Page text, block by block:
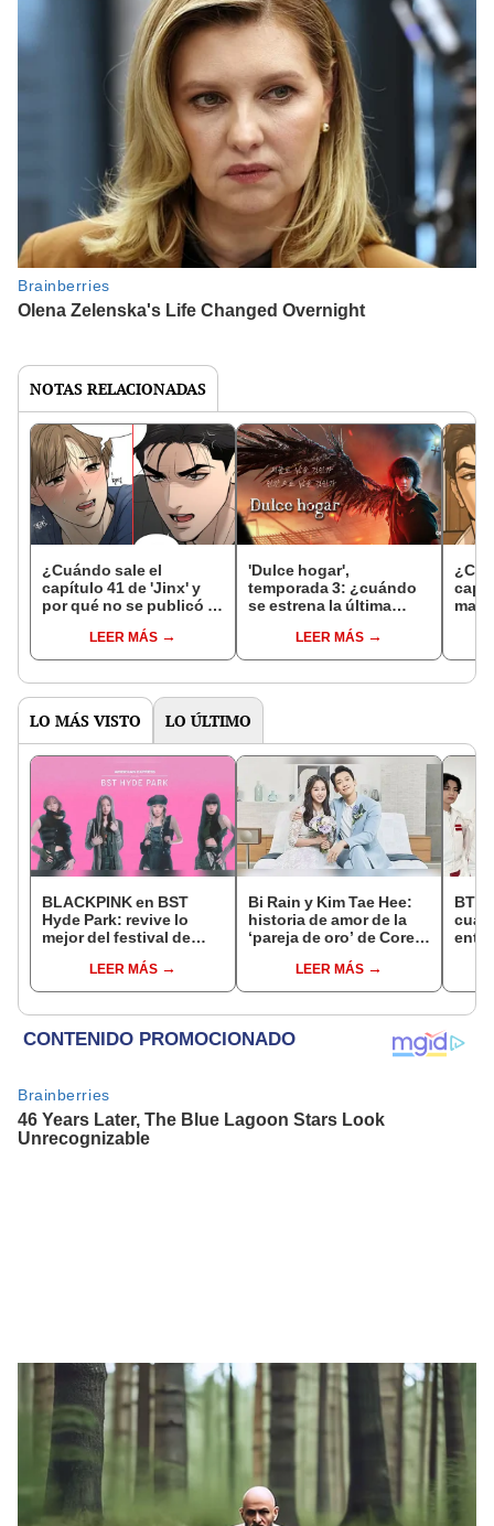
NOTAS RELACIONADAS
¿Cuándo sale el
capítulo 41 de 'Jinx' y
por qué no se publicó el
LEER MÁS
'Dulce hogar',
temporada 3: ¿cuándo
se estrena la última
en Netflix?LEER MÁS
LO MÁS VISTO LO ÚLTIMO
BLACKPINK en BST
Hyde Park: revive lo
mejor del festival de
minutoLEER MÁS
Bi Rain y Kim Tae Hee:
historia de amor de la
‘pareja de oro’ de Corea
LEER MÁS
BTS